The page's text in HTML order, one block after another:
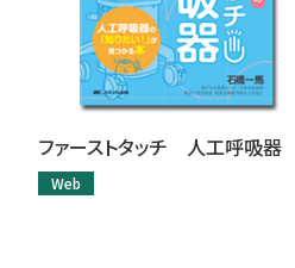
ファーストタッチ 人工呼吸器
Web